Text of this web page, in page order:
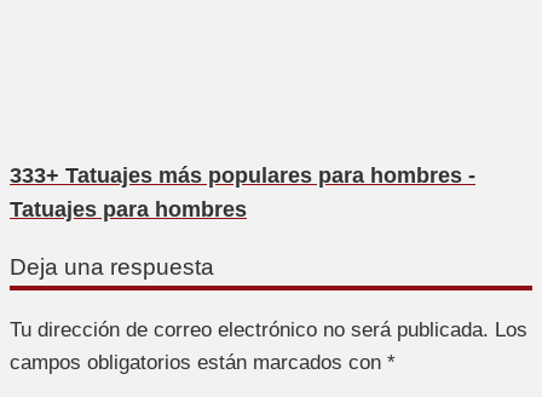
333+ Tatuajes más populares para hombres -
Tatuajes para hombres
Deja una respuesta
Tu dirección de correo electrónico no será publicada. Los
campos obligatorios están marcados con *